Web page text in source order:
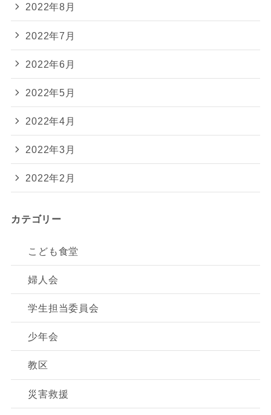
2022年8月
2022年7月
2022年6月
2022年5月
2022年4月
2022年3月
2022年2月
カテゴリー
こども食堂
婦人会
学生担当委員会
少年会
教区
災害救援